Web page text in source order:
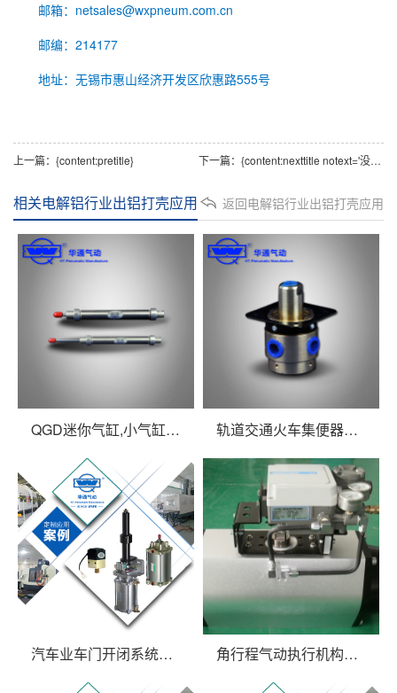
邮箱：netsales@wxpneum.com.cn
邮编：214177
地址：无锡市惠山经济开发区欣惠路555号
上一篇： {content:pretitle} 下一篇： {content:nexttitle notext='没有更多内容了'}
返回电解铝行业出铝打壳应用
相关电解铝行业出铝打壳应用
QGD迷你气缸,小气缸可用于轨道列车开关门 轨道交通火车集便器配件冲洗阀
汽车业车门开闭系统汽车门 防夹压力传感器 角行程气动执行机构配套球阀